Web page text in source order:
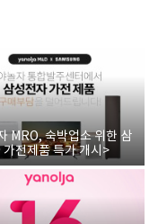
MRO, 숙박업소 위한 삼
가전제품 특가 개시>